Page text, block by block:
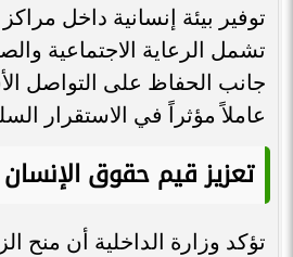
توفير بيئة إنسانية داخل مراكز
تشمل الرعاية الاجتماعية
جانب الحفاظ على التواصل
عاملاً مؤثراً في الاستقرار
تعزيز قيم حقوق الإنسان
تؤكد وزارة الداخلية أن منح